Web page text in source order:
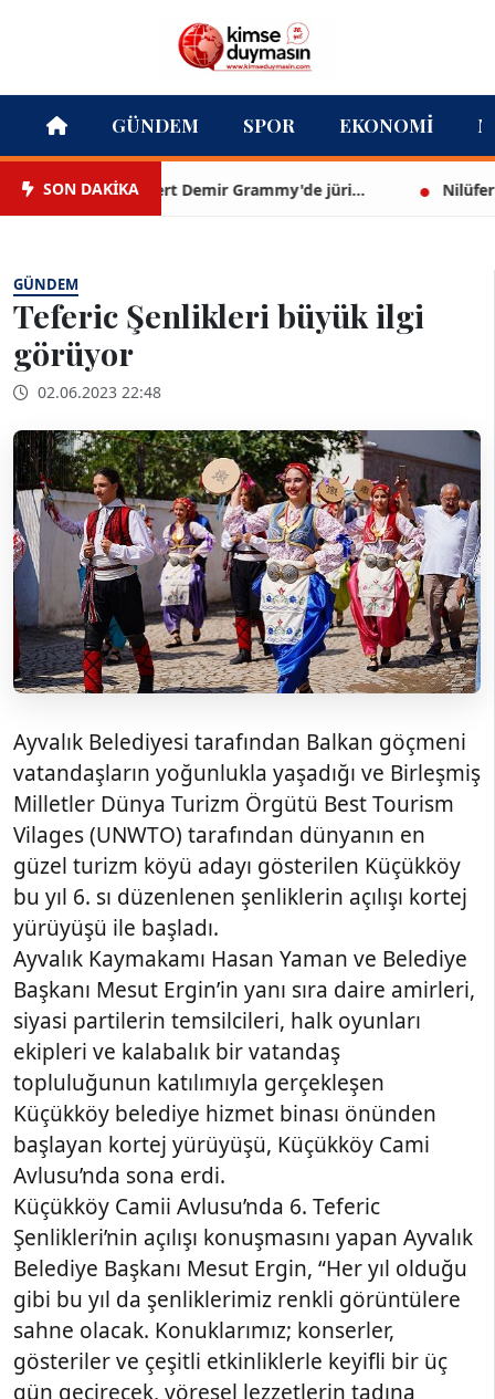
GÜNDEM SPOR EKONOMI
SON DAKİKAMert Demir Grammy'de jüri... Nilüfer
GÜNDEM
Teferic Şenlikleri büyük ilgi
görüyor
02.06.2023 22:48
Ayvalık Belediyesi tarafından Balkan göçmeni
vatandaşların yoğunlukla yaşadığı ve Birleşmiş
Milletler Dünya Turizm Örgütü Best Tourism
Vilages (UNWTO) tarafından dünyanın en
güzel turizm köyü adayı gösterilen Küçükköy
bu yıl 6. sı düzenlenen şenliklerin açılışı kortej
yürüyüşü ile başladı.
Ayvalık Kaymakamı Hasan Yaman ve Belediye
Başkanı Mesut Ergin’in yanı sıra daire amirleri,
siyasi partilerin temsilcileri, halk oyunları
ekipleri ve kalabalık bir vatandaş
topluluğunun katılımıyla gerçekleşen
Küçükköy belediye hizmet binası önünden
başlayan kortej yürüyüşü, Küçükköy Cami
Avlusu’nda sona erdi.
Küçükköy Camii Avlusu’nda 6. Teferic
Şenlikleri’nin açılışı konuşmasını yapan Ayvalık
Belediye Başkanı Mesut Ergin, “Her yıl olduğu
gibi bu yıl da şenliklerimiz renkli görüntülere
sahne olacak. Konuklarımız; konserler,
gösteriler ve çeşitli etkinliklerle keyifli bir üç
gün geçirecek, yöresel lezzetlerin tadına